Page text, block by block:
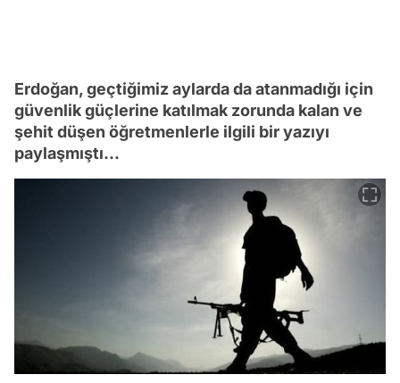
Erdoğan, geçtiğimiz aylarda da atanmadığı için
güvenlik güçlerine katılmak zorunda kalan ve
şehit düşen öğretmenlerle ilgili bir yazıyı
paylaşmıştı...